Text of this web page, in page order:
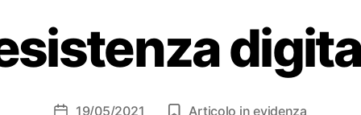
19/05/2021 Articolo in evidenza